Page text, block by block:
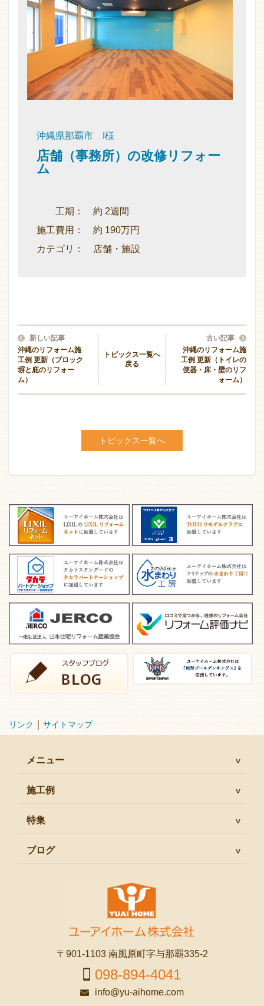
沖縄県那覇市 I様
店舗（事務所）の改修リフォー
ム
工期： 約 2週間
施工費用： 約 190万円
カテゴリ： 店舗・施設
新しい記事
沖縄のリフォーム施
工例 更新（ブロック
塀と庇のリフォー
ム）
トピックス一覧へ
戻る
古い記事
沖縄のリフォーム施
工例 更新（トイレの
便器・床・壁のリフ
ォーム）
トピックス一覧へ
リンク サイトマップ
〒901-1103 南風原町字与那覇335-2
098-894-4041
info@yu-aihome.com
メニュー
施工例
特集
ブログ